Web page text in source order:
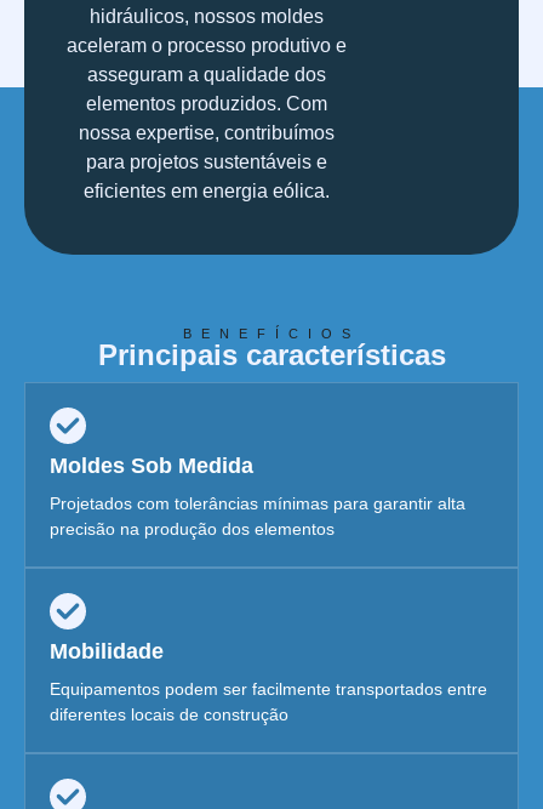
hidráulicos, nossos moldes
aceleram o processo produtivo e
asseguram a qualidade dos
elementos produzidos. Com
nossa expertise, contribuímos
para projetos sustentáveis e
eficientes em energia eólica.
BENEFÍCIOS
Principais características
Moldes Sob Medida
Projetados com tolerâncias mínimas para garantir alta
precisão na produção dos elementos
Mobilidade
Equipamentos podem ser facilmente transportados entre
diferentes locais de construção